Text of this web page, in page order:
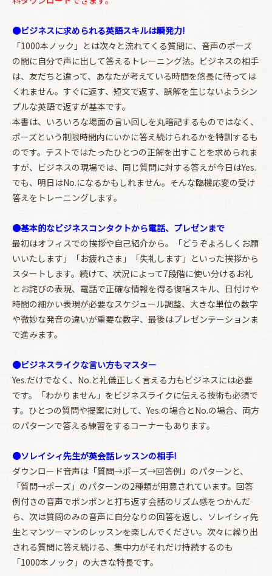
お買い物を続ける カートへ進む
●ビジネスに求められる英語スキルは瞬発力!
「1000本ノック」とは次々と流れてくる質問に、音声のポーズ
の間に自分で声に出して答えるトレーニング法。ビジネスの相手
は、友だちと違って、あなたが考えている時間を悠長に待っては
くれません。すぐに返す、短文で返す、誤解を生じないようシン
プルな英語で返すが基本です。
本書は、いろいろな場面の言い回しを丸暗記するものではなく、
ポーズという制限時間内にいかに答え続けられるかを特訓するも
のです。テストではたったひとつの正解を出すことを求められま
すが、ビジネスの現場では、同じ質問に対する答えが今日はYes.
でも、明日はNo.になるかもしれません。そんな臨機応変の受け
答えをトレーニングします。
●基本的なビジネスコンタクトから電話、プレゼンまで
最初はオフィスでの挨拶や自己紹介から。「どうぞよろしくお願
いいたします」「お疲れさま」「失礼します」といった挨拶から
スタートします。続けて、状況によって7段階に使い分けるお礼
とお詫びの表現、電話で正確な情報を得る復唱スキル、日付けや
時間の細かい表現が必要なスケジュール調整、大きな単位の数字
や微妙な発音の違いが重要な数字、最後はプレゼンテーションま
で進みます。
●ビジネスライクな言い方もマスター
Yes.だけでなく、No.と礼儀正しく言える力もビジネスには必要
です。「わかりません」をビジネスライクに伝える技術も必須で
す。ひとつの質問や提案に対して、Yes.の場合とNo.の場合、両方
のパターンで答える練習をするコーナーもあります。
●ソレイシィ先生が英会話レッスンの相手!
ダウンロード音声は「質問→ポーズ→回答例」のパターンと、
「質問→ポーズ」のパターンの2種類が用意されています。回答
例付きの音声でポンポンと打ち返す会話のリズム感をつかんだ
ら、次は質問のみの音声に自分なりの回答を返し、ソレイシィ先
生とマンツーマンのレッスンを楽しんでください。次々に繰り出
される質問に答え続ける、集中力がそれだけ持続するのも
「1000本ノック」の大きな特長です。